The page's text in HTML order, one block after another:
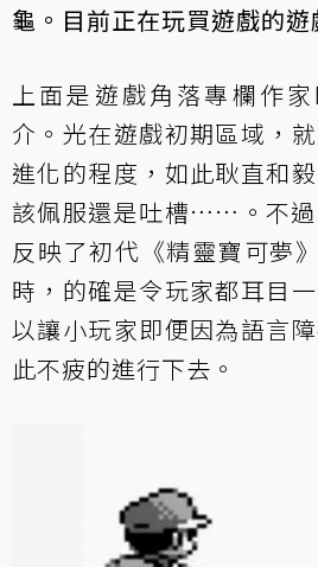
龜。目前正在玩買遊戲的遊
上面是遊戲角落專欄作家
介 。光在遊戲初期區域，
進化的程度，如此耿直和
該佩服還是吐槽……。不過
反映了初代《精靈寶可夢
時，的確是令玩家都耳目
以讓小玩家即便因為語言
此不疲的進行下去。